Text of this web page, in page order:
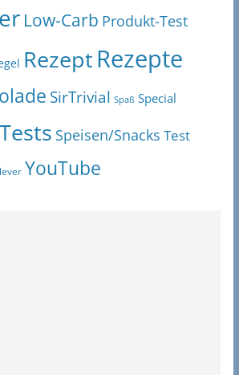
Low-Carb Produkt-Test
RezeptRezepte
SirTrivial Spaß Special
Speisen/Snacks Test
YouTube